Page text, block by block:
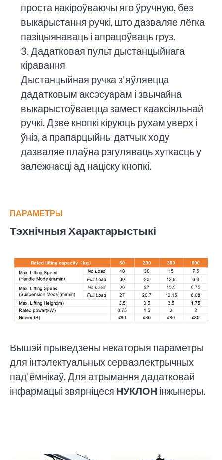
проста накіроўваючы яго ўручную, без
выкарыстання ручкі, што дазваляе лёгка
пазіцыянаваць і апрацоўваць груз.
3. Дадатковая пульт дыстанцыйнага
кіравання
Дыстанцыйная ручка з'яўляецца
дадатковым аксэсуарам і звычайна
выкарыстоўваецца замест кааксіяльнай
ручкі. Дзве кнопкі кіруюць рухам уверх і
ўніз, а прапарцыйны датчык ходу
дазваляе плаўна рэгуляваць хуткасць у
залежнасці ад націску кнопкі.
ПАРАМЕТРЫ
Тэхнічныя Характарыстыкі
Вышэй прыведзены некаторыя параметры
для інтэлектуальных серваэлектрычных
пад'ёмнікаў. Для атрымання дадатковай
інфармацыі звярніцеся НУКЛОН інжынеры.